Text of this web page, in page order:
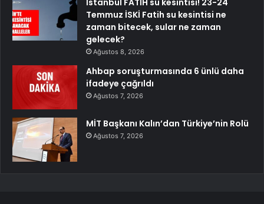
Temmuz İSKİ Fatih su kesintisi ne
zaman bitecek, sular ne zaman
gelecek?
Ağustos 8, 2026
Ahbap soruşturmasında 6 ünlü daha
ifadeye çağrıldı
Ağustos 7, 2026
MİT Başkanı Kalın’dan Türkiye’nin Rolü
Ağustos 7, 2026